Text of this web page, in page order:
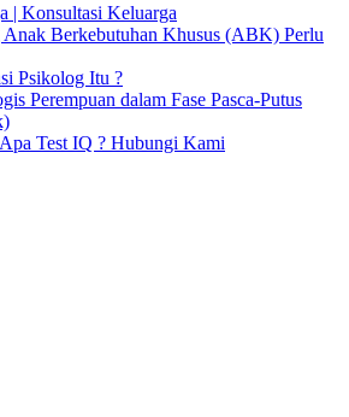
| Konsultasi Keluarga
Anak Berkebutuhan Khusus (ABK) Perlu
Psikolog Itu ?
Perempuan dalam Fase Pasca-Putus
Test IQ ? Hubungi Kami